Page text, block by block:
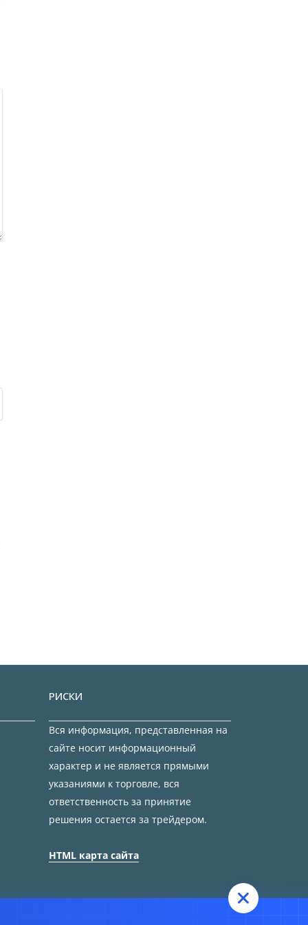
РИСКИ
Вся информация, представленная на
сайте носит информационный
характер и не является прямыми
указаниями к торговле, вся
ответственность за принятие
решения остается за трейдером.
HTML карта сайта